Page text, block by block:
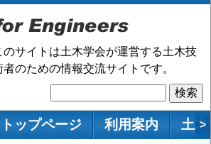
のサイトは土木学会が運営する土木技
者のための情報交流サイトです。
索
ン
トップページ 利用案内 土 >